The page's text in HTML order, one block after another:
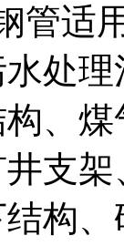
管适
处
、
支
构